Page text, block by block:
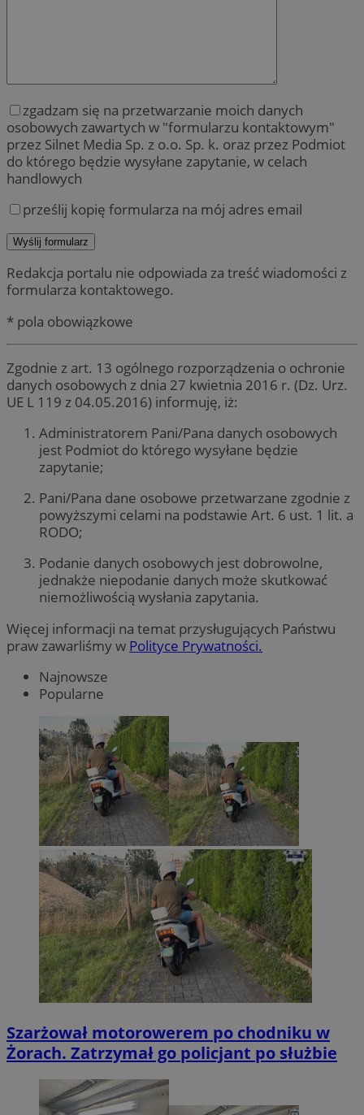
zgadzam się na przetwarzanie moich danych
osobowych zawartych w "formularzu kontaktowym"
przez Silnet Media Sp. z o.o. Sp. k. oraz przez Podmiot
do którego będzie wysyłane zapytanie, w celach
handlowych
prześlij kopię formularza na mój adres email
Redakcja portalu nie odpowiada za treść wiadomości z
formularza kontaktowego.
* pola obowiązkowe
Zgodnie z art. 13 ogólnego rozporządzenia o ochronie
danych osobowych z dnia 27 kwietnia 2016 r. (Dz. Urz.
UE L 119 z 04.05.2016) informuję, iż:
Administratorem Pani/Pana danych osobowych
jest Podmiot do którego wysyłane będzie
zapytanie;
Pani/Pana dane osobowe przetwarzane zgodnie z
powyższymi celami na podstawie Art. 6 ust. 1 lit. a
RODO;
Podanie danych osobowych jest dobrowolne,
jednakże niepodanie danych może skutkować
niemożliwością wysłania zapytania.
Więcej informacji na temat przysługujących Państwu
praw zawarliśmy w Polityce Prywatności.
Najnowsze
Popularne
Szarżował motorowerem po chodniku w
Żorach. Zatrzymał go policjant po służbie